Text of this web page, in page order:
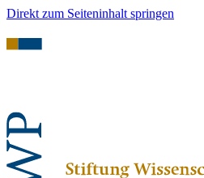
Direkt zum Seiteninhalt springen